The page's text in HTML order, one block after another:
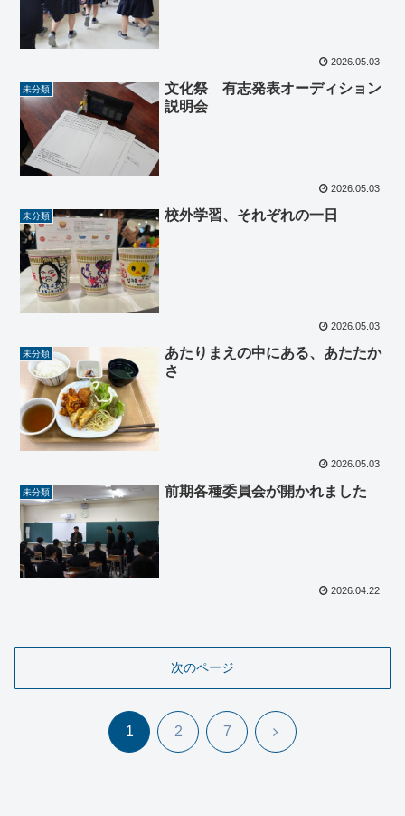
2026.05.03
未分類
文化祭 有志発表オーディション
説明会
2026.05.03
未分類 校外学習、それぞれの一日
2026.05.03
未分類
あたりまえの中にある、あたたか
さ
2026.05.03
未分類 前期各種委員会が開かれました
2026.04.22
次のページ
1 2 7 次